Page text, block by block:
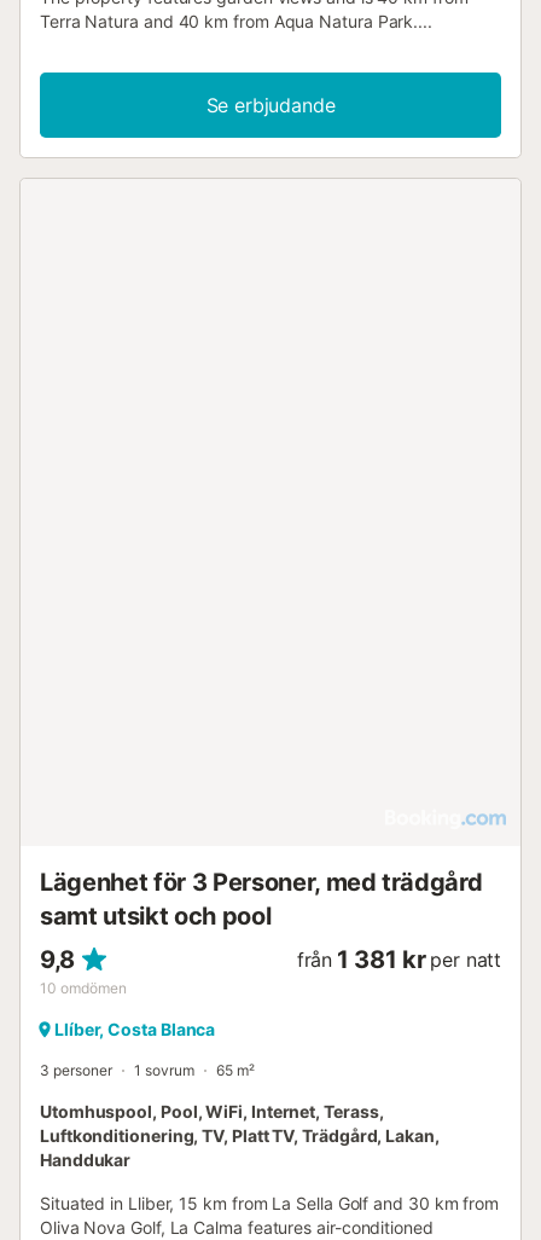
Terra Natura and 40 km from Aqua Natura Park....
Se erbjudande
Lägenhet för 3 Personer, med trädgård
samt utsikt och pool
9,8
10 omdömen
från 1 381 kr per natt
Llíber, Costa Blanca
3 personer 1 sovrum 65 m²
Utomhuspool, Pool, WiFi, Internet, Terass,
Luftkonditionering, TV, Platt TV, Trädgård, Lakan,
Handdukar
Situated in Lliber, 15 km from La Sella Golf and 30 km from
Oliva Nova Golf, La Calma features air-conditioned